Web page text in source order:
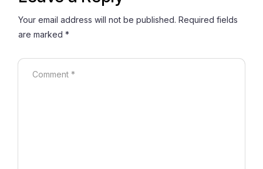
Your email address will not be published. Required fields
are marked*